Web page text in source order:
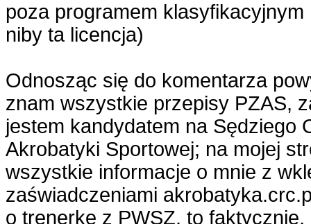
poza programem
niby ta licencja)
Odnosząc się do komentarza
znam wszystkie przepisy PZAS,
jestem kandydatem na Sędziego
Akrobatyki Sportowej; na mojej
wszystkie informacje o mnie z
zaświadczeniami
o trenerkę z PWSZ, to